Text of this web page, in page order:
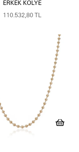
ERKEK KOLYE
110.532,80 TL